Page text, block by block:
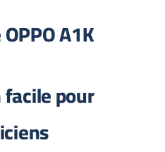
OPPO A1K
pour